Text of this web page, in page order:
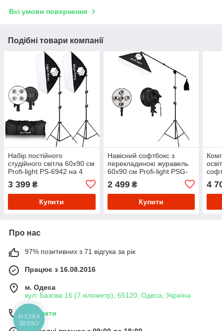
Всі умови повернення
Подібні товари компанії
Набір постійного
студійного світла 60х90 см
Profi-light PS-6942 на 4
3 399 ₴
Купити
Навісний софтбокс з
перекладиною журавель
60х90 см Profi-light PSG-
695 M1 на 5 патронів E27
2 499₴
Купити
4
Про нас
97% позитивних з 71 відгука за рік
Працює з 16.08.2016
м. Одеса
вул. Базова 16 (7 кілометр), 65120, Одеса, Україна
Контакти
КНОПКА
ЗВ'ЯЗКУ